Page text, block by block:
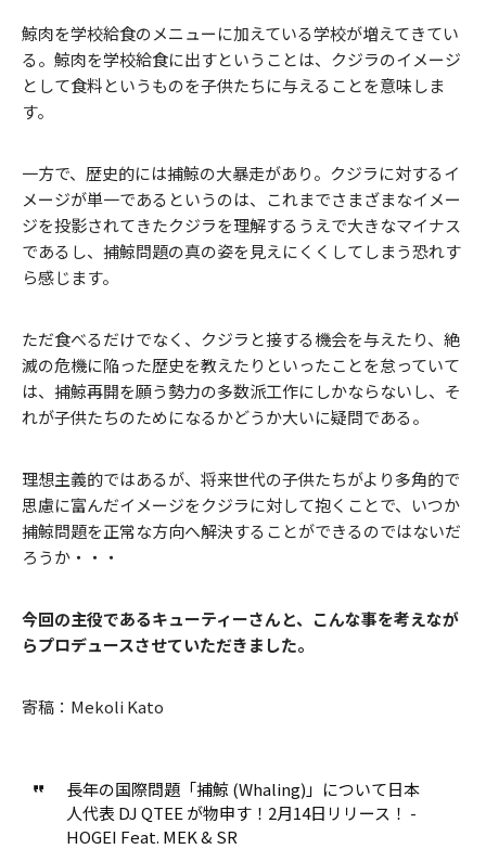
鯨肉を学校給食のメニューに加えている学校が増えてきてい
る。鯨肉を学校給食に出すということは、クジラのイメージ
として食料というものを子供たちに与えることを意味しま
す。
一方で、歴史的には捕鯨の大暴走があり。クジラに対するイ
メージが単一であるというのは、これまでさまざまなイメー
ジを投影されてきたクジラを理解するうえで大きなマイナス
であるし、捕鯨問題の真の姿を見えにくくしてしまう恐れす
ら感じます。
ただ食べるだけでなく、クジラと接する機会を与えたり、絶
滅の危機に陥った歴史を教えたりといったことを怠っていて
は、捕鯨再開を願う勢力の多数派工作にしかならないし、そ
れが子供たちのためになるかどうか大いに疑問である。
理想主義的ではあるが、将来世代の子供たちがより多角的で
思慮に富んだイメージをクジラに対して抱くことで、いつか
捕鯨問題を正常な方向へ解決することができるのではないだ
ろうか・・・
今回の主役であるキューティーさんと、こんな事を考えなが
らプロデュースさせていただきました。
寄稿：Mekoli Kato
長年の国際問題「捕鯨 (Whaling)」について日本
人代表 DJ QTEE が物申す！2月14日リリース！ -
HOGEI Feat. MEK & SR